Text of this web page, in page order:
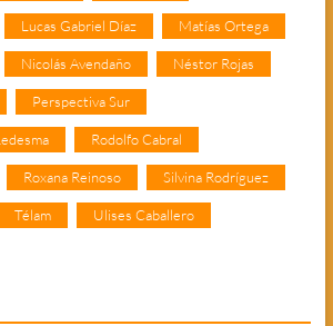
Lucas Gabriel Díaz Matías Ortega
Nicolás Avendaño Néstor Rojas
Perspectiva Sur
Rodolfo Cabral
Roxana Reinoso Silvina Rodríguez
Télam Ulises Caballero